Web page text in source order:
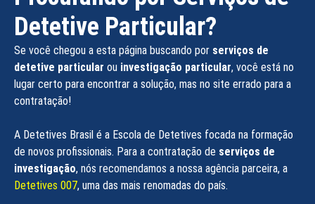
Detetive Particular?
Se você chegou a esta página buscando por serviços de
detetive particular ou investigação particular, você está no
lugar certo para encontrar a solução, mas no site errado para a
contratação!
A Detetives Brasil é a Escola de Detetives focada na formação
de novos profissionais. Para a contratação de serviços de
investigação, nós recomendamos a nossa agência parceira, a
Detetives 007, uma das mais renomadas do país.